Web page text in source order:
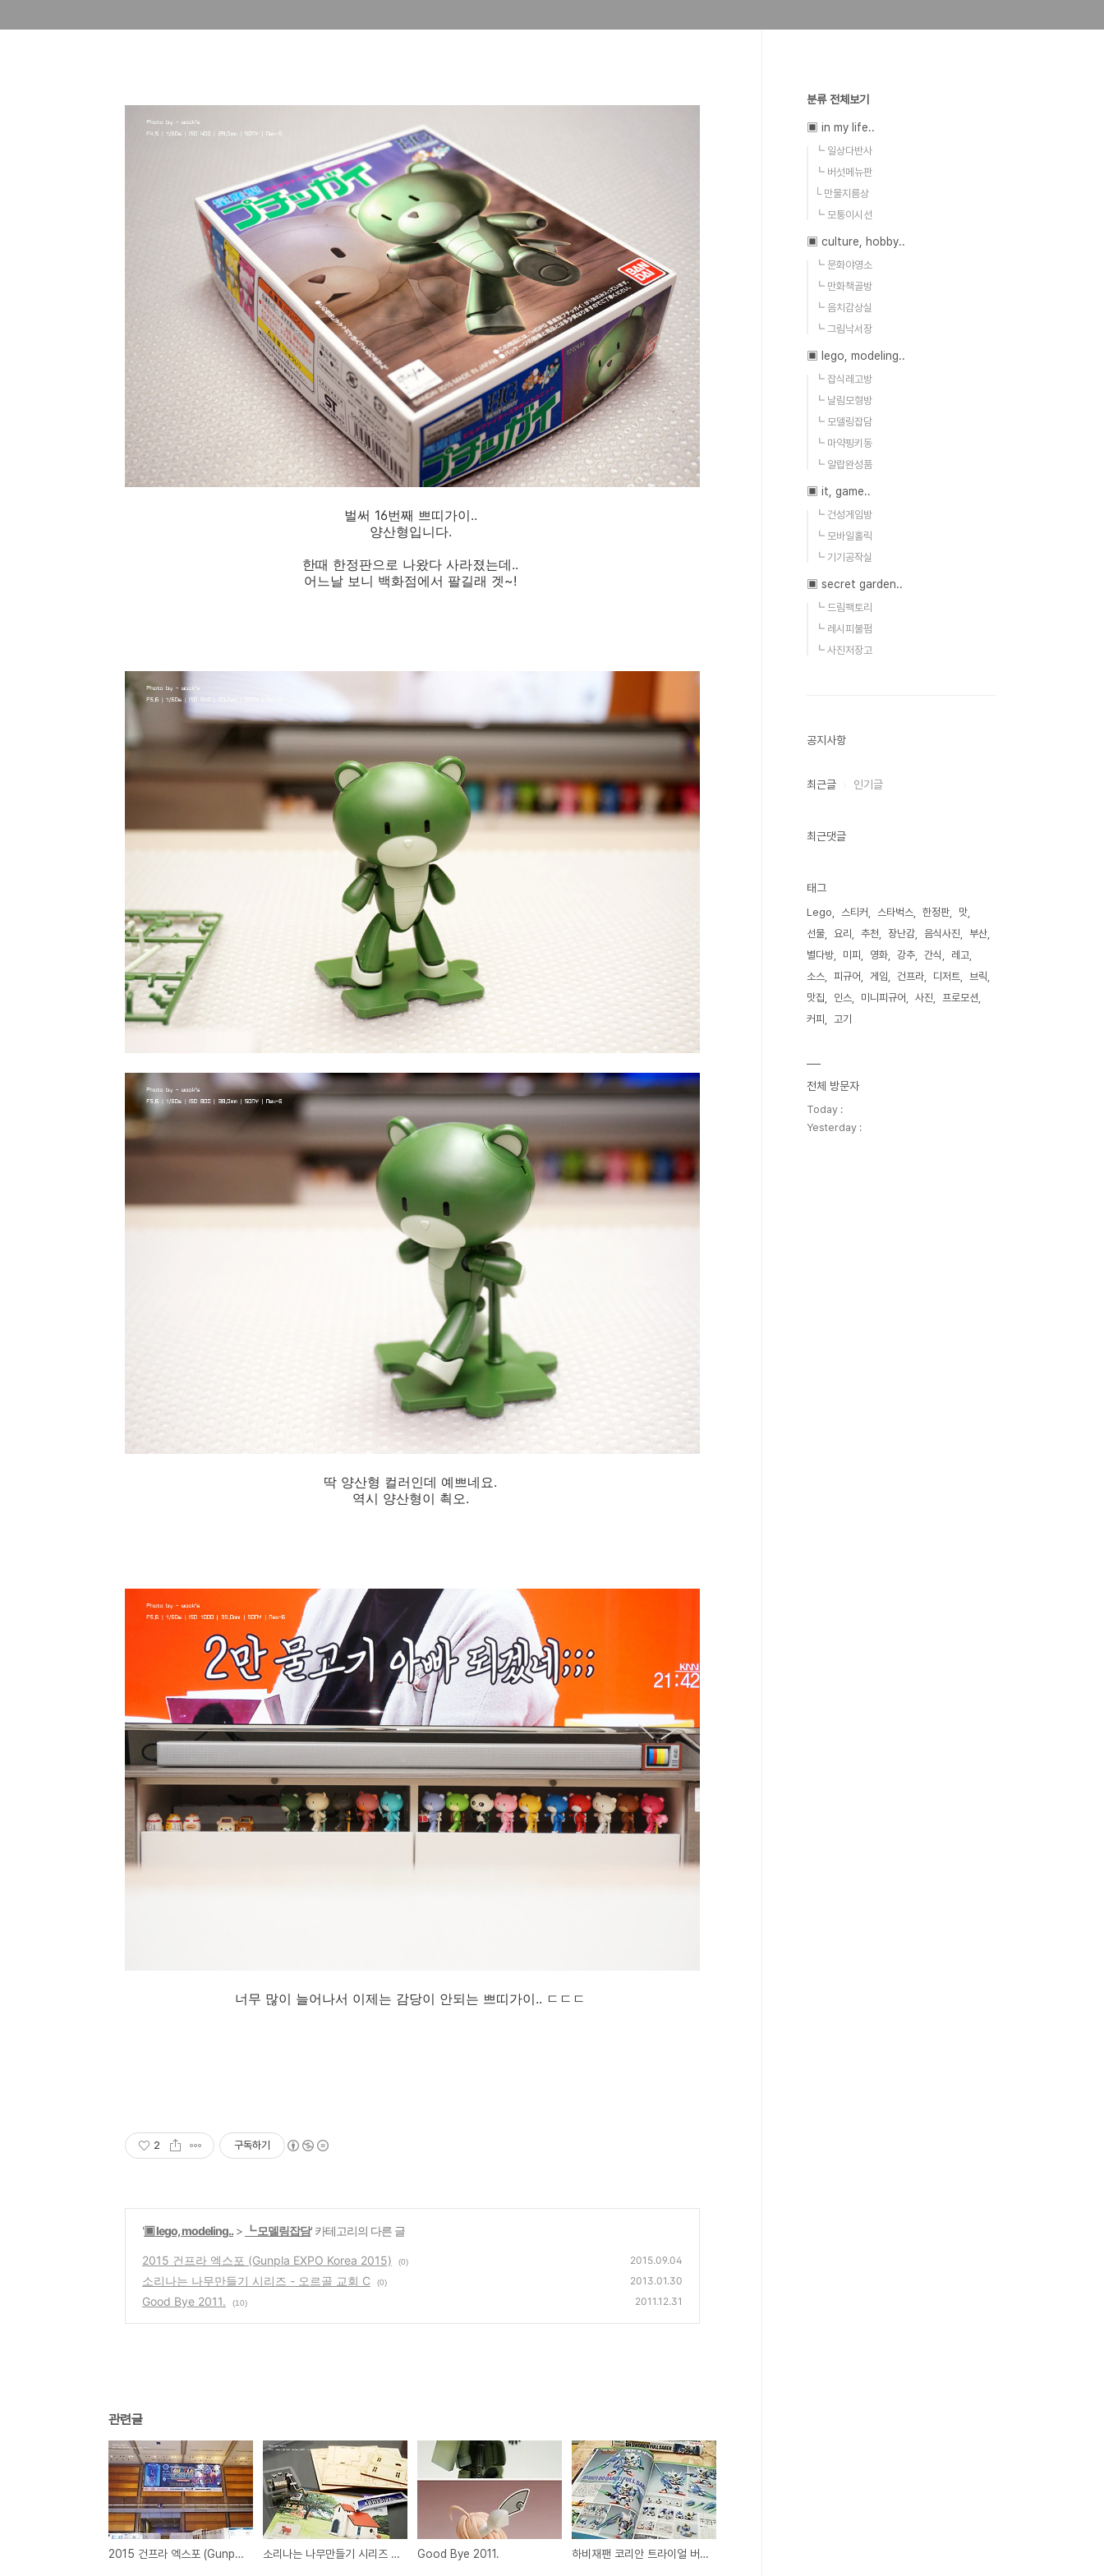
벌써 16번째 쁘띠가이..
양산형입니다.
한때 한정판으로 나왔다 사라졌는데..
어느날 보니 백화점에서 팔길래 겟~!
딱 양산형 컬러인데 예쁘네요.
역시 양산형이 쵝오.
너무 많이 늘어나서 이제는 감당이 안되는 쁘띠가이.. ㄷㄷㄷ
2 구독하기
'▣ lego, modeling.. > ┗ 모델링잡담' 카테고리의 다른 글
2015 건프라 엑스포 (Gunpla EXPO Korea 2015) (0) 2015.09.04
소리나는 나무만들기 시리즈 - 오르골 교회 C (0) 2013.01.30
Good Bye 2011. (10) 2011.12.31
관련글
2015 건프라 엑스포 (Gunpla EXPO Korea 2015) 소리나는 나무만들기 시리즈 - 오르골 교회 C Good Bye 2011. 하비재팬 코리안 트라이얼 버전 한정판 + 엑스포 한정판 핑크 베앗가이.
분류 전체보기
▣ in my life..
┗ 일상다반사
┗ 버섯메뉴판
└ 만물지름상
┗ 모퉁이시선
▣ culture, hobby..
┗ 문화야영소
┗ 만화책골방
┗ 음치감상실
┗ 그림낙서장
▣ lego, modeling..
┗ 잡식레고방
┗ 날림모형방
┗ 모델링잡담
┗ 마약핑키동
┗ 알랍완성품
▣ it, game..
┗ 건성게임방
┗ 모바일홀릭
┗ 기기공작실
▣ secret garden..
┗ 드림팩토리
┗ 레시피불펌
┗ 사진저장고
공지사항
최근글 인기글
최근댓글
태그
Lego 스티커 스타벅스 한정판
맛
선물
요리 추천 장난감 음식사진
부산
별다방
미피 영화 강추 간식
레고
소스
피규어 게임 건프라 디저트
브릭
맛집
인스 미니피규어 사진
프로모션
커피
고기
전체 방문자
Today :
Yesterday :